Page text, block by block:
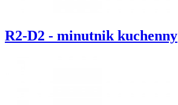
R2-D2 - minutnik kuchenny